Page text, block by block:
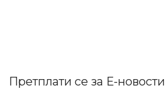
Претплати се за Е-новости